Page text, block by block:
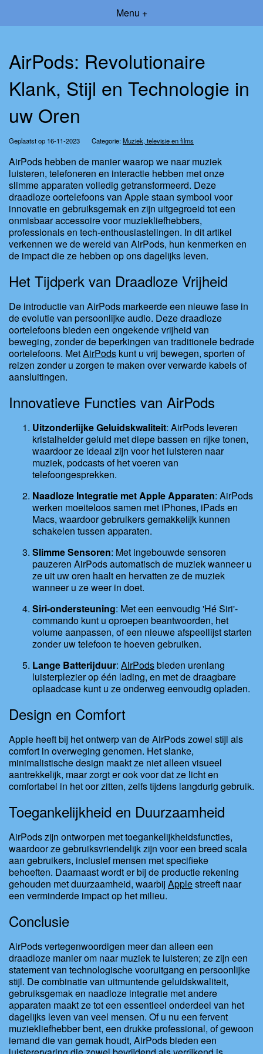
Menu +
AirPods: Revolutionaire
Klank, Stijl en Technologie in
uw Oren
Geplaatst op 16-11-2023 Categorie:Muziek, televisie en films
AirPods hebben de manier waarop we naar muziek
luisteren, telefoneren en interactie hebben met onze
slimme apparaten volledig getransformeerd. Deze
draadloze oortelefoons van Apple staan symbool voor
innovatie en gebruiksgemak en zijn uitgegroeid tot een
onmisbaar accessoire voor muziekliefhebbers,
professionals en tech-enthousiastelingen. In dit artikel
verkennen we de wereld van AirPods, hun kenmerken en
de impact die ze hebben op ons dagelijks leven.
Het Tijdperk van Draadloze Vrijheid
De introductie van AirPods markeerde een nieuwe fase in
de evolutie van persoonlijke audio. Deze draadloze
oortelefoons bieden een ongekende vrijheid van
beweging, zonder de beperkingen van traditionele bedrade
oortelefoons. MetAirPods kunt u vrij bewegen, sporten of
reizen zonder u zorgen te maken over verwarde kabels of
aansluitingen.
Innovatieve Functies van AirPods
Uitzonderlijke Geluidskwaliteit: AirPods leveren
kristalhelder geluid met diepe bassen en rijke tonen,
waardoor ze ideaal zijn voor het luisteren naar
muziek, podcasts of het voeren van
telefoongesprekken.
Naadloze Integratie met Apple Apparaten: AirPods
werken moeiteloos samen met iPhones, iPads en
Macs, waardoor gebruikers gemakkelijk kunnen
schakelen tussen apparaten.
Slimme Sensoren: Met ingebouwde sensoren
pauzeren AirPods automatisch de muziek wanneer u
ze uit uw oren haalt en hervatten ze de muziek
wanneer u ze weer in doet.
Siri-ondersteuning: Met een eenvoudig 'Hé Siri'-
commando kunt u oproepen beantwoorden, het
volume aanpassen, of een nieuwe afspeellijst starten
zonder uw telefoon te hoeven gebruiken.
Lange Batterijduur: AirPodsbieden urenlang
luisterplezier op één lading, en met de draagbare
oplaadcase kunt u ze onderweg eenvoudig opladen.
Design en Comfort
Apple heeft bij het ontwerp van de AirPods zowel stijl als
comfort in overweging genomen. Het slanke,
minimalistische design maakt ze niet alleen visueel
aantrekkelijk, maar zorgt er ook voor dat ze licht en
comfortabel in het oor zitten, zelfs tijdens langdurig gebruik.
Toegankelijkheid en Duurzaamheid
AirPods zijn ontworpen met toegankelijkheidsfuncties,
waardoor ze gebruiksvriendelijk zijn voor een breed scala
aan gebruikers, inclusief mensen met specifieke
behoeften. Daarnaast wordt er bij de productie rekening
gehouden met duurzaamheid, waarbijApplestreeft naar
een verminderde impact op het milieu.
Conclusie
AirPods vertegenwoordigen meer dan alleen een
draadloze manier om naar muziek te luisteren; ze zijn een
statement van technologische vooruitgang en persoonlijke
stijl. De combinatie van uitmuntende geluidskwaliteit,
gebruiksgemak en naadloze integratie met andere
apparaten maakt ze tot een essentieel onderdeel van het
dagelijks leven van veel mensen. Of u nu een fervent
muziekliefhebber bent, een drukke professional, of gewoon
iemand die van gemak houdt, AirPods bieden een